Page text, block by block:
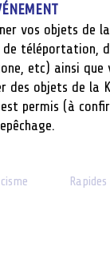
vos objets de
de téléportation,
etc) ainsi que
des objets de la
permis (à